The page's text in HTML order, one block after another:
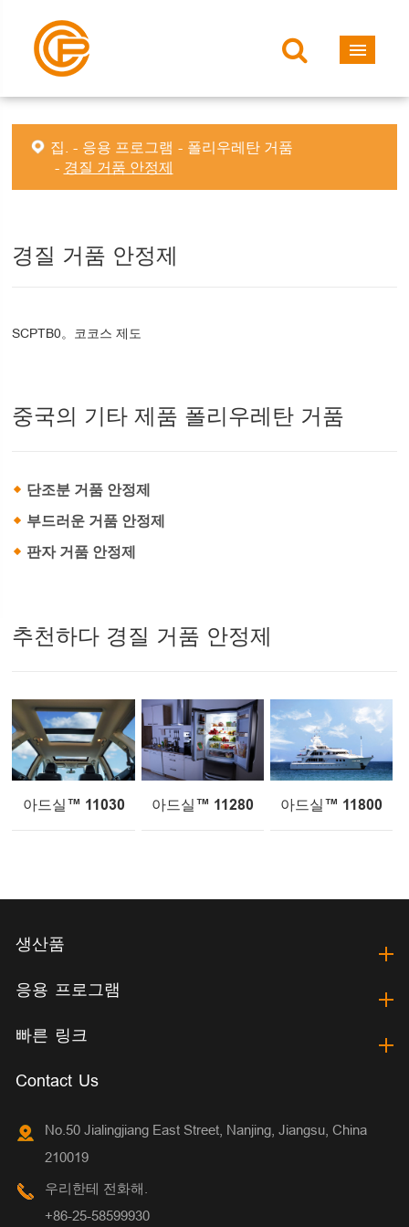
집. 응용 프로그램
폴리우레탄 거품
경질 거품 안정제
경질 거품 안정제
SCPTB0。코코스 제도
중국의 기타 제품 폴리우레탄 거품
단조분 거품 안정제
부드러운 거품 안정제
판자 거품 안정제
추천하다 경질 거품 안정제
아드실™ 11030 아드실™ 11280 아드실™ 11800
생산품
응용 프로그램
빠른 링크
Contact Us
No.50 Jialingjiang East Street, Nanjing, Jiangsu, China
210019
우리한테 전화해.
+86-25-58599930